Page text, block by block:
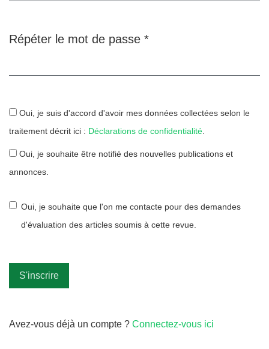
Répéter le mot de passe *
traitement décrit ici : Déclarations de confidentialité.
annonces.
Oui, je souhaite que l'on me contacte pour des demandes
d'évaluation des articles soumis à cette revue.
S'inscrire
Avez-vous déjà un compte ? Connectez-vous ici